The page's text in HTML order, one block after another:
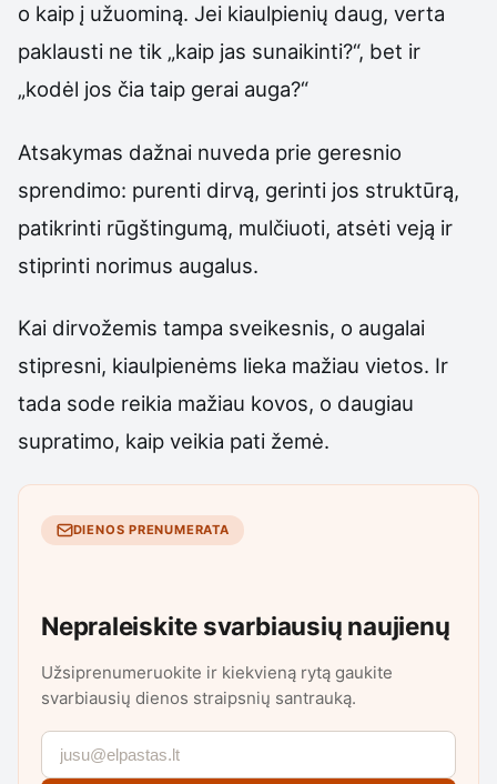
o kaip į užuominą. Jei kiaulpienių daug, verta
paklausti ne tik „kaip jas sunaikinti?“, bet ir
„kodėl jos čia taip gerai auga?“
Atsakymas dažnai nuveda prie geresnio
sprendimo: purenti dirvą, gerinti jos struktūrą,
patikrinti rūgštingumą, mulčiuoti, atsėti veją ir
stiprinti norimus augalus.
Kai dirvožemis tampa sveikesnis, o augalai
stipresni, kiaulpienėms lieka mažiau vietos. Ir
tada sode reikia mažiau kovos, o daugiau
supratimo, kaip veikia pati žemė.
DIENOS PRENUMERATA
Nepraleiskite svarbiausių naujienų
Užsiprenumeruokite ir kiekvieną rytą gaukite
svarbiausių dienos straipsnių santrauką.